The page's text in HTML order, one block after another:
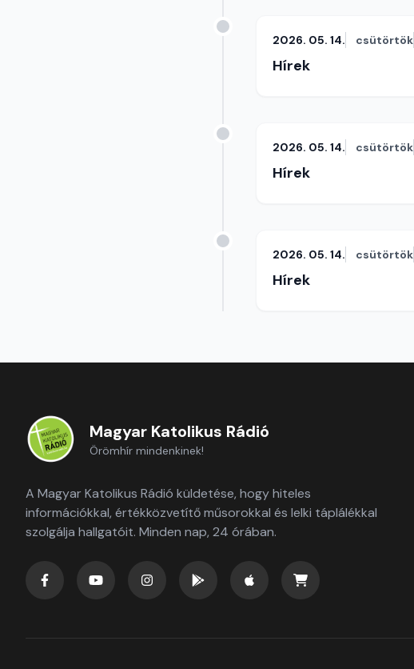
2026. 05. 14. csütörtök
Hírek
2026. 05. 14. csütörtök
Hírek
2026. 05. 14. csütörtök
Hírek
Magyar Katolikus Rádió
Örömhír mindenkinek!
A Magyar Katolikus Rádió küldetése, hogy hiteles
információkkal, értékközvetítő műsorokkal és lelki táplálékkal
szolgálja hallgatóit. Minden nap, 24 órában.